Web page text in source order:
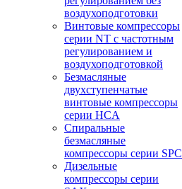
воздухоподготовки
Винтовые компрессоры
серии NT с частотным
регулированием и
воздухоподготовкой
Безмасляные
двухступенчатые
винтовые компрессоры
серии HCA
Спиральные
безмасляные
компрессоры серии SPC
Дизельные
компрессоры серии